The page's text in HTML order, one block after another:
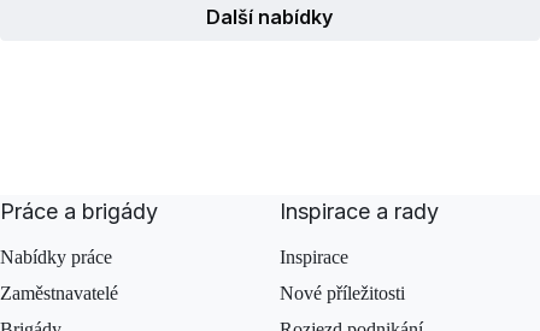
Další nabídky
Práce a brigády
Nabídky práce
Zaměstnavatelé
Inspirace a rady
Inspirace
Nové příležitosti